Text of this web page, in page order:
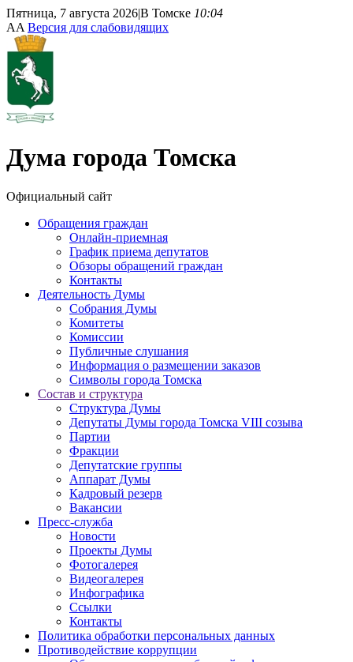
Пятница, 7 августа 2026|В Томске 10:04
AA Версия для слабовидящих
Дума города Томска
Официальный сайт
Обращения граждан
Онлайн-приемная
График приема депутатов
Обзоры обращений граждан
Контакты
Деятельность Думы
Собрания Думы
Комитеты
Комиссии
Публичные слушания
Информация о размещении заказов
Символы города Томска
Состав и структура
Структура Думы
Депутаты Думы города Томска VIII созыва
Партии
Фракции
Депутатские группы
Аппарат Думы
Кадровый резерв
Вакансии
Пресс-служба
Новости
Проекты Думы
Фотогалерея
Видеогалерея
Инфографика
Ссылки
Контакты
Политика обработки персональных данных
Прoтивoдeйствие кoрpупции